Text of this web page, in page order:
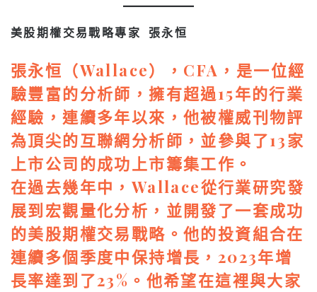
美股期權交易戰略專家 張永恒
張永恒（Wallace），CFA，是一位經
驗豐富的分析師，擁有超過15年的行業
經驗，連續多年以來，他被權威刊物評
為頂尖的互聯網分析師，並參與了13家
上市公司的成功上市籌集工作。
在過去幾年中，Wallace從行業研究發
展到宏觀量化分析，並開發了一套成功
的美股期權交易戰略。他的投資組合在
連續多個季度中保持增長，2023年增
長率達到了23%。他希望在這裡與大家